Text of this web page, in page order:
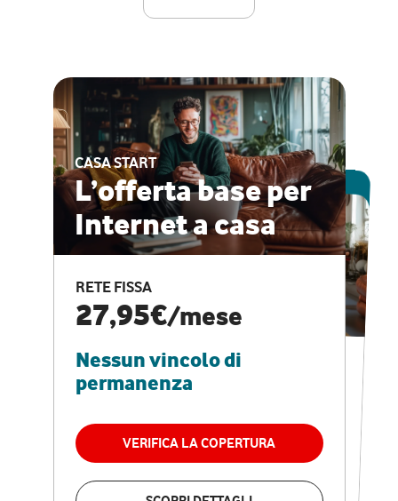
CASA START
L’offerta base per
Internet a casa
RETE FISSA
27,95€/mese
Nessun vincolo di
permanenza
VERIFICA LA COPERTURA
ESCLUSIVA ONLINE
CASA PRO
Internet veloce e
vantaggi speciali
RETE FISSA + VODAFONE CLUB
29,95€
permanenza
VERIFICA LA COPERTURA